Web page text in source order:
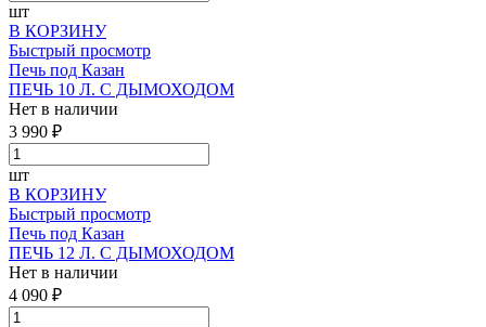
шт
В КОРЗИНУ
Быстрый просмотр
Печь под Казан
ПЕЧЬ 10 Л. С ДЫМОХОДОМ
Нет в наличии
3 990 ₽
шт
В КОРЗИНУ
Быстрый просмотр
Печь под Казан
ПЕЧЬ 12 Л. С ДЫМОХОДОМ
Нет в наличии
4 090 ₽